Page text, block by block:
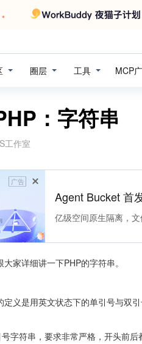
圈层 工具 MCP
：字符串
工作室
广告
Agent Bucket 首
亿级空间原生隔离，
家详细讲一下PHP的字符串。
定义是用英文状态下的单引号与双
字符串，要求非常严格，开头前